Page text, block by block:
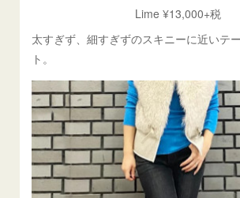
Lime ¥13,000+税
太すぎず、細すぎずのスキニーに近いテ
ト。